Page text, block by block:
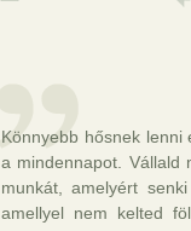
Könnyebb hősnek lenni
a mindennapot. Vállald
munkát, amelyért
amellyel nem kelted